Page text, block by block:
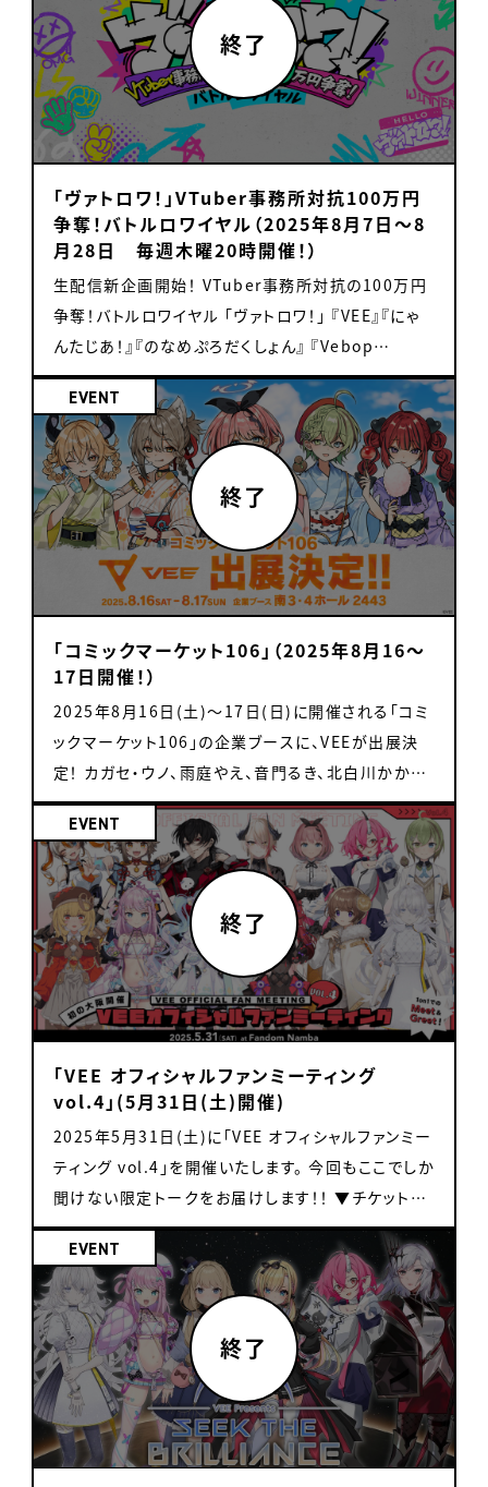
売対象タレント＞ 天籠りのん(2種) / 雨庭やえ / 偉
雷アマエ / 桜鳥ミーナ / 音門るき / カガセ・ウノ / カ
シ・オトハ / 甘楽デイティー / 月白 累 / 黒燿リラ /
魔王トゥルシー 【素材】アクリル・鉄 【サイズ】全長：タ
テ約170mm×ヨコ約50mm / 各パーツ：タテ約
50mm×ヨコ約50mm（金具含まない） 【製造国】日
本 ・VEEランダムコレクションカード第4弾 第4弾は
2024年のバースデーイラストを使用したコレクショ
ンカードで、全36種類（ノーマル18種・レア18種）の
デザインがあります。 レアはカード表面にホログラム
加工と複製サイン入り！ ※1会計10点まで ＜販売対
象タレント＞ 雨庭やえ / 羽澄さひろ / るみなす・すい
ーと / 天籠りのん / 日和ちひよ / 桜鳥ミーナ / 亞生
うぱる / 偉雷アマエ / 芽々守あん / マル・ナナモナ /
浮々ゆにこ / 音門るき / カシ・オトハ / 雛星あいる /
甘楽デイティー / 黒燿リラ / 魔王トゥルシー / 月白
累 【素材】紙 【サイズ】約63mm×約88mm 【製造
国】日本 ・過去グッズ ・『Noah's Ark』くじ（再販） 購
入特典 「VEE オフィシャルファンミーティング vol.6」
にてグッズをお買い上げいただいた方限定で、イベン
トキービジュアルを使用した特典コレクションカード
と、VEEのロゴがデザインされた特典ショッパーをプ
レゼント！ 特典コレクションカード及び特典ショッパ
ーは、5,000円(税込)以上ご購入の1会計につき1枚
ずつお渡しします。 ご利用可能なお支払い方法のご
案内 ・現金 ・クレジットカード（一括払いのみ）
VISA / Mastercard / American Express / JCB
/ Diners Club / DISCOVER / 銀聯 ・電子マネー
（会場でのチャージは出来ません） 交通系IC / iD
/ QUICPay / 楽天Edy / WAON / nanaco ・QRコ
ード決済 PayPay / 楽天ペイ / au PAY / メルペイ
/ d払い / Alipay / WeChat Pay ※グッズの画像は
イメージです。実際の商品とは異なる場合がございま
す。 ※オリジナルグッズは在庫に限りがあり、先着順
※ご購入された商品の返品・返金は行っておりませ
ん。また不良品以外の交換は行っておりません。 ※ご
購入された商品の種類・点数、お支払いいただく金
額・お釣り銭はお客様ご自身でもご確認いただけま
すようお願いいたします。 ※現金以外のお支払い方
法は、会場内の通信状況によりご利用いただけない
場合がございます。 ※特典コレクションカード・特典
ショッパーは無くなり次第終了となります。 ※注意事
項、及びお客様へのご案内事項は追加・変更する場
合がございます。 注意事項 ※チケットお申し込み前
に必ず下記内容をご確認ください※ チケットをご予
約いただいたお客様へ ・上記の開演時間までに余裕
を持って会場にお越しいただけますようお願いいたし
のビタミン担当！音門るきです！ 今回の楽曲、『すとろ
べりべりぐー』は歌いながら楽しすぎて、実は踊りな
がら収録しました。 聞いてくれたみんなに耳からもビ
タミン摂取してもらえるように、心を込めて歌ったの
でたくさん聞いてね～！！ ちなみに音門は、ショートケ
ーキのいちごは最後までとっておく派です。 みんなの
毎日が、すとろべりべりぐーになりますように！ ■カ
ガセ・ウノ いちごのくにには、ウノというなまえのちい
さなドラゴンがいます。 つよそうだけど、こわくありま
せん。 ウノは毎朝、いちごに「だいじょうぶ？」と声をか
け、 つめたい風がふく日は、はねでそっとかくしてあ
げます。 だからいちごは、ゆっくり、ゆっくり、 あんしん
して赤くなるのです。 赤くなったそのさきで、 えがお
がひとつ、ふえますように。 ■みなとん。 作曲ドクタ
ーVTuber、みなとん。です！ いちごといえばピンク！
ピンクといえばみなとん。！ぱくっとせぶんの一員にな
れてとっても嬉しいです！ ぱくっとせぶんが歌う｢すと
ろべりべりぐー｣という楽曲は、可愛いだけじゃなく、
甘酸っぱさもプラスされて、とってもおいしい最高の
一曲に仕上がっています!! 中毒性があるので食べ過
コースターも是非手に入れてね♡ スカイツリータウ
ンでまってるよ~！ ■芽々守あん あま～いいちごの前
にひれ伏しちゃえ♡ 『ぱくっとせぶん』の芽々守あん
だよ～！ 今回歌わせていただいた『すとろべりべりぐ
ー』は、すっごくかわいい楽曲で、公開前から思わず口
ずさんじゃいそうで大変だったよ～！ ようやく公開で
きるので、うれしくて鼻歌をうたっちゃったりなんてこ
ともあるかも。 たっくさんきいて、めたと一緒にいちご
たべようね いちごぱくっと食べにきちゃえ～～♡ 東
京スカイツリータウンでまってるね～！ --------------
----------- ■キャンペーン概要 期間：2026年1月9
日（金）～3月1日（日） 場所：東京ソラマチ対象店舗
※対象店舗は、以下東京ソラマチHPよりご確認下さ
典】 コラボ対象店舗にて対象商品をご購入いただく
と オリジナルコースターを１枚プレゼント。 ※数量限
定につき、無くなり次第終了します。 ※コースターの
絵柄は選べません ■楽曲情報 ぱくっとせぶん「すと
ろべりべりぐー」 作詞：やぎぬまかな 作曲：和賀裕希
編曲：和賀裕希 ▽楽曲視聴はこちら
https://orcd.co/pakutto_seven
イブ視聴 ・抽選で配信記念メッセージ色紙が貰える
・毎月1本裏話や楽屋トークといった限定動画が見放
題（3分～5分尺） OPENREC.TV公式サイト：
https://www.openrec.tv/ OPRNREC.TV公式X：
https://x.com/OPENREC
門るき / 黒燿リラ / るみなす・すいーと / 月白 累 /
雛星あいる / カシ・オトハ / 雨庭やえ / 魔王トゥルシ
ー / カガセ・ウノ / マル・ナナモナ ・トークイベント
＜VEE放課後カラオケルーム＞ 音門るき / 偉雷アマ
エ / 甘楽デイティー / 月白 累 / 言のハ ＜VEEダー
ビー＞ 雨庭やえ / 亞生うぱる / 黒燿リラ / 芽々守あ
ん / るみなす・すいーと 2025年11月2日(日) ・
1on1ミーグリ 偉雷アマエ / 浮々ゆにこ / るみなす・
すいーと / 黒燿リラ / 羽澄さひろ / カシ・オトハ / 月
白 累 / 日和ちひよ / 雨庭やえ / マル・ナナモナ / 雛
星あいる / 音門るき / 北白川かかぽ / 魔王トゥルシ
ー / 芽々守あん / カガセ・ウノ ・トークイベント ＜
VEE放課後カラオケルーム＞ 音門るき / カシ・オトハ
/ 日和ちひよ / 羽澄さひろ / 魔王トゥルシー ＜VEEダ
ービー＞ マル・ナナモナ / 浮々ゆにこ / カガセ・ウノ
/ 北白川かかぽ / 雛星あいる チケット ・1on1ミーグ
リチケット 1枚：4,500円(税込) 1枚につき2分間、タ
レントとお話ができます。 ・チェキ撮影チケット 1回：
2,000円 チェキ撮影をご希望される場合、追加でチェ
キチケットのご購入が必要となります。 なお、本チケ
加となります。 ※「チェキ撮影チケット」購入時の注意
「1on1ミーグリチケット」1枚購入ごとに「チェキ撮影
チケット」は1枚まで使用可能です。 仮に同一タレント
で2枚チケットを購入の場合は、「チェキ撮影チケッ
ト」は2枚まで購入可能です。 3枚以上購入されても
使用不可となります、ご注意ください。 ・トークイベン
ト参加チケット 3,500円 ・チケット販売方法 先着販
売 ※当日券の有無に関しては後日お知らいたしま
す。 グッズ販売 ・「アクリルキーホルダー」 イラストレ
ーター「さかな」さんのイラストを使用したアクリルキ
ーホルダーです。 ※1会計各3点まで 販売価格：各
1,200円(税込) 【素材】アクリル樹脂・鉄 【サイズ】タ
テ約65~75mm×ヨコ約30~70mm 【製造国】日本
使用した巾着です。 販売価格：各3,000円(税込) 【素
材】コットン 【サイズ】タテ約290mm×ヨコ約
220mm 【製造国】インド ・「ネームロゴアクリルキー
ホルダー」 各タレントのネームロゴを使用したアクリ
ルキーホルダーです。 ファンミーティングvol.4で販
売したデザインに加え、亞生うぱる、天籠りのん、桜鳥
ミーナ、カガセ・ウノ、甘楽デイティー、言のハ、秋雪こ
はく、羽澄さひろ、雛星あいる、日和ちひよのネームロ
ゴアクリルキーホルダーを新たに販売します。 ※1会
計各3点まで 販売価格：各1,000円(税込) 【素材】ア
クリル樹脂・鉄 【サイズ】タテ約21～46mm×ヨコ約
43～68mm 【製造国】日本 ・「VEEランダムコレクシ
ョンカード第2弾」 第2弾は2022～2023年のバース
とが決定いたしました！ 詳細は以下をご確認くださ
い。 ■展示ブース 『VTuber × SUSHI
CHALLENGE』 from Sony Music (Japan)
Booth No. 3026 Exhibitor Hall on Level 3
JAVITS CONVENTION CENTER ■企画展示
『VTuber × SUSHI CHALLENGE』 「回転！
SUSHI☆SUSHI テーマパーク」の音楽が流れるスペ
シャルルーレットで出た寿司ネタを、 回転寿司レーン
から箸で掴むチャレンジ！ 成功したらノベルティをプ
レゼント！ ※ノベルティはすでに発売済みのVEE公式
グッズとなります ▷日時：常時実施予定 ※『1 on 1
“VEE” TALK! in Anime NYC』実施中を除く 『1
on 1 “VEE” TALK! in Anime NYC』 甘楽デイティ
ーとマル・ナナモナが、Anime NYCに登場！ 会場の
来場者とリアルタイムで1 on 1のトークセッションを
行います。 ▷日時（現地時間）： ・甘楽デイティー 8月
22日(金)17:30～ 8月23日(土)17:30～ 8月24日
(日)15:00～ ※当日の状況次第で変更になる可能
性がございます。ご了承ください ・マル・ナナモナ 8月
22日(金)11:00～ 8月23日(土)11:00～ 8月24日
性がございます。ご了承ください ■スペシャルゲスト
YouTube登録者約114万人、インスタグラムアカウ
ントフォロワー114万人を誇る、 海外SNSで大人気の
クリエイター「Real Real Japan」がVEEブースのス
ペシャルゲストとして参加決定！ 『VTuber ×
SUSHI CHALLENGE』にも参戦予定ですので、ぜひ
遊びに来てください！ ▷ゲスト登場予定日程（現地時
間）： 8月22日(金) 8月23日(土) ※両日13:00-
16:00頃を予定しておりますが、当日の状況次第で変
更になる可能性がございます。ご了承ください
▷Real Real Japan のSNSはこちら ・YouTube：
https://www.youtube.com/@RealRealJapan
・Instagram：
・TikTok：
https://www.tiktok.com/@realrealjapanese
■Anime NYCの公式サイトはこちら
https://animenyc.com/ JAVITS CONVENTION
CENTER 445 11th Ave, New York, NY 10001
8/21： 4 PM – 8 PM 8/22：10 AM – 7 PM 8/23：
10 AM – 7 PM 8/24：10 AM – 5 PM --------------
--------------------------- From August 21 to 24
in New York, VEE will have a booth at Anime
NYC and host a special event for the
limited-time unit “Kaiten♡Stars” featuring
their original track “Kaiten! SUSHI☆SUSHI
Theme Park.” Please see below for the
「ヴァトロワ！」VTuber事務所対抗100万円
争奪！バトルロワイヤル（2025年8月7日〜8
月28日 毎週木曜20時開催！）
生配信新企画開始！ VTuber事務所対抗の100万円
争奪！バトルロワイヤル 「ヴァトロワ！」 『VEE』『にゃ
んたじあ！』『のなめぷろだくしょん』 『Vebop
Project』『ハコネクト』『MEWLIVE』の６事務所にて、
優勝賞金100万円をかけて4週に渡りバトルが繰り
広げられます。 司会はニッポン放送アナウンサー・一
翔剣さんが務めます。 予選では、歌唱力、クイズ、ゲ
ームの３種目にて各事務所の代表選手によるバトル
が行われます！ 一体どの事務所が優勝の王冠を手に
するのか・・・お見逃しなく！ 推奨ハッシュタグ：#ヴァ
トロワ #VTuber事務所対抗100万円争奪 SNSで
の投稿時、ぜひこちらのタグをつけて投稿してくださ
い！ 「ヴァトロワ！」VTuber事務所対抗100万円争
奪！バトルロワイヤル 詳細 ・配信日時 予選第一試
合：歌唱力対決 2025年8月7日(木) 20:00〜 予選
第二試合：クイズ対決 2025年8月14日(木)
20:00〜 予選第三試合：ゲーム対決 2025年8月
21日(木) 20:00〜 決勝戦 2025年8月28日(木)
20:00〜 ・配信場所 YouTube「VEE official
channel」 にて ・出演者(※敬称略) 【VEE】 雨庭や
え カガセ・ウノ 甘楽デイティー 北白川かかぽ 【にゃ
んたじあ！】 若魔雲ふわり 若魔白ソーダ 若魔藤あん
ず 若魔麦たると 【のなめぷろだくしょん】 狩真ロン
紡雲シオリ 桃園りえる リオナ・ネロ 【Vebop
Project】 甘葛すもあ 荻谷まりあ 二藍しぃあ 微睡
いちの 【ハコネクト】 翠森アトリ 星ノ音コロン ミラ・
ルプス 明堂しろね 【MEWLIVE】 氷猫みう 月魅暁り
りか 闇依ろいろ ユノ・ミハナダ 【司会】 一翔剣(ニッ
ポン放送アナウンサー)
EVENT
「コミックマーケット106」（2025年8月16〜
17日開催！）
2025年8月16日(土)～17日(日)に開催される「コミ
ックマーケット106」の企業ブースに、VEEが出展決
定！ カガセ・ウノ、雨庭やえ、音門るき、北白川かか
ぽ、芽々守あんが登場する今回の「コミックマーケッ
ト106」描き下ろしのキービジュアルも初披露です。
ブースではオリジナルグッズ販売と、リアルタイムで
VEEタレントが登場する「バーチャル売り子」「VEE
Radio Summer!」という2つの企画も実施します。
ぜひブースまでお立ち寄りください！ 「コミックマー
ケット106」出展概要 ・イベント名 コミックマーケッ
ト106 ・開催日時 2025年8月16日(土) 10:30〜
17:00 2025年8月17日(日) 10:30〜16:00 ・会
場 東京ビックサイト (〒135-0063 東京都江東区有
明3-11-1) ・ブース位置 企業ブース 南3 No.2443
※ご来場には入場チケットをご購入いただく必要がご
ざいます。詳しくは、コミックマーケット公式サイト
(https://www.comiket.co.jp/)にてご確認くださ
い。 ※内容は予告なく変更・中止となる場合があり
ます。 バーチャル売り子 VEEブース(企業ブース 南3
No.2443)の物販カウンターにVEEタレントが売り子
として登場する「バーチャル売り子」の実施が決定し
ました！ 参加タレントと出演時間は下記画像にてご確
認ください。 VEE Radio Summer! VEEブース(企
業ブース 南3 No.2443)に設置されたモニターに
VEEタレントが生出演しトークを行う「VEE Radio
Summer!」の実施が決定しました！ 参加タレントと
EVENT
「VEE オフィシャルファンミーティング
vol.4」(5月31日(土)開催)
2025年5月31日(土)に「VEE オフィシャルファンミー
ティング vol.4」を開催いたします。 今回もここでしか
聞けない限定トークをお届けします！！ ▼チケット発
売中 https://t.livepocket.jp/e/vee-fan-
meeting-vol4 VEE オフィシャルファンミーティング
vol.4 開催日程 2025年5月31日(土) 開催時間
12:00〜 入場開始 12:20〜 1on1ミート&グリー
ト開始 会場 Fandom Namba 大阪府大阪市浪速区
日本橋4-12-7岡田ビル ■会場内トークイベント「出
張版 VEE Station!」 こちらは参加にチケットの購入
は不要です。 チケットをお持ちでない方でも無料でご
入場・ご参加いただけます。 VEEプロデューサー渡辺
EVENT